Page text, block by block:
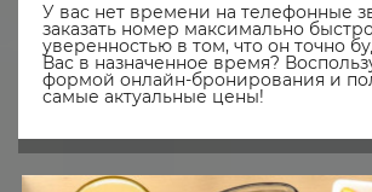
У вас нет времени на телефонные
заказать номер максимально
уверенностью в том, что он точно
Вас в назначенное время?
формой онлайн-бронирования и
самые актуальные цены!